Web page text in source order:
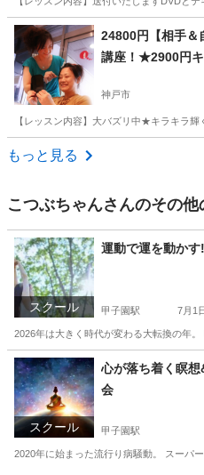
兵庫 神戸市
24800円【相手＆
講座！★2900円
神戸市
【レッスン内容】大バズリ中★キラキラ
兵庫 神戸市
もっと見る
こつぶちゃんさんのその他
スクール
運動で運を動かす
甲子園駅 7月1
2026年は大きく時代が変わる大転換の年
兵庫 西宮市 甲子園駅 美容健
スクール
心が落ち着く瞑
会
甲子園駅
2020年に始まった流行り病騒動。 スーパ